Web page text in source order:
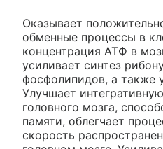
Оказывает
обменные процессы в
концентрация АТФ в
усиливает синтез
фосфолипидов, а также
Улучшает
головного мозга,
памяти, облегчает
скорость